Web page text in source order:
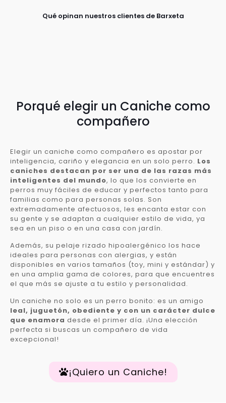
Qué opinan nuestros clientes de Barxeta
Porqué elegir un Caniche como
compañero
Elegir un caniche como compañero es apostar por
inteligencia, cariño y elegancia en un solo perro. Los
caniches destacan por ser una de las razas más
inteligentes del mundo, lo que los convierte en
perros muy fáciles de educar y perfectos tanto para
familias como para personas solas. Son
extremadamente afectuosos, les encanta estar con
su gente y se adaptan a cualquier estilo de vida, ya
sea en un piso o en una casa con jardín.
Además, su pelaje rizado hipoalergénico los hace
ideales para personas con alergias, y están
disponibles en varios tamaños (toy, mini y estándar) y
en una amplia gama de colores, para que encuentres
el que más se ajuste a tu estilo y personalidad.
Un caniche no solo es un perro bonito: es un amigo
leal, juguetón, obediente y con un carácter dulce
que enamora desde el primer día. ¡Una elección
perfecta si buscas un compañero de vida
excepcional!
¡Quiero un Caniche!